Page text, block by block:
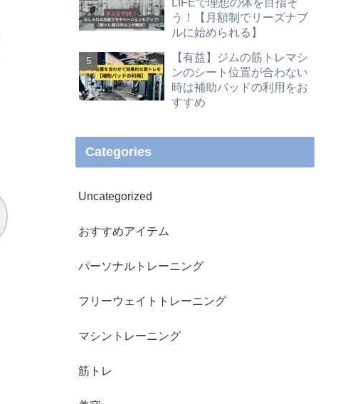
う！【月額制でリーズナブ
ルに始められる】
【有益】ジムの筋トレマシ
ンのシート位置が合わない
時は補助パッドの利用をお
すすめ
Categories
Uncategorized
おすすめアイテム
パーソナルトレーニング
フリーウェイトトレーニング
マシントレーニング
筋トレ